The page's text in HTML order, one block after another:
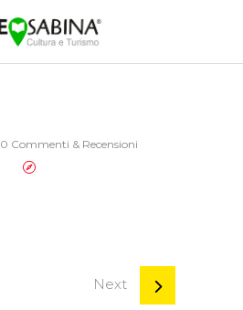
0 Commenti & Recensioni
Next